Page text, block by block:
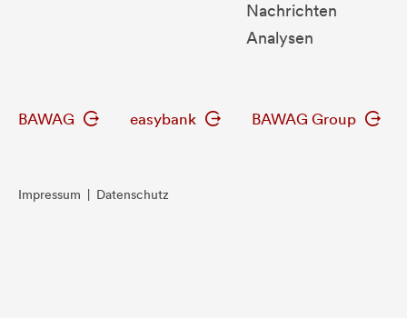
Nachrichten
Analysen
BAWAG easybank BAWAG Group
Impressum Datenschutz